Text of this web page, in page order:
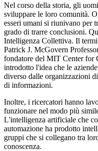
Nel corso della storia, gli
sviluppare le loro comunità.
esseri umani si riunivano per
grado di trarre conclusioni.
Intelligenza Collettiva. Il
Patrick J. McGovern
fondatore del MIT Center for
introdotto l'idea che le
diverso dalle organizzazioni
di informazioni.
Inoltre, i ricercatori hanno
funzionare nel modo più
L'intelligenza artificiale che
automazione ha prodotto
gruppi che si collegano tra
conoscenza.